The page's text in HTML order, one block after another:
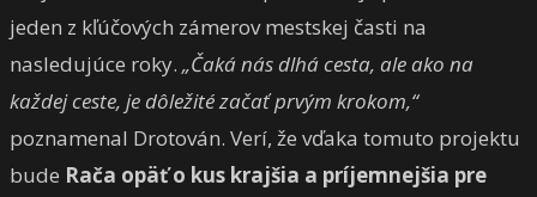
jeden z kľúčových zámerov mestskej časti na
nasledujúce roky. „Čaká nás dlhá cesta, ale ako na
každej ceste, je dôležité začať prvým krokom,“
poznamenal Drotován. Verí, že vďaka tomuto projektu
bude Rača opäť o kus krajšia a príjemnejšia pre